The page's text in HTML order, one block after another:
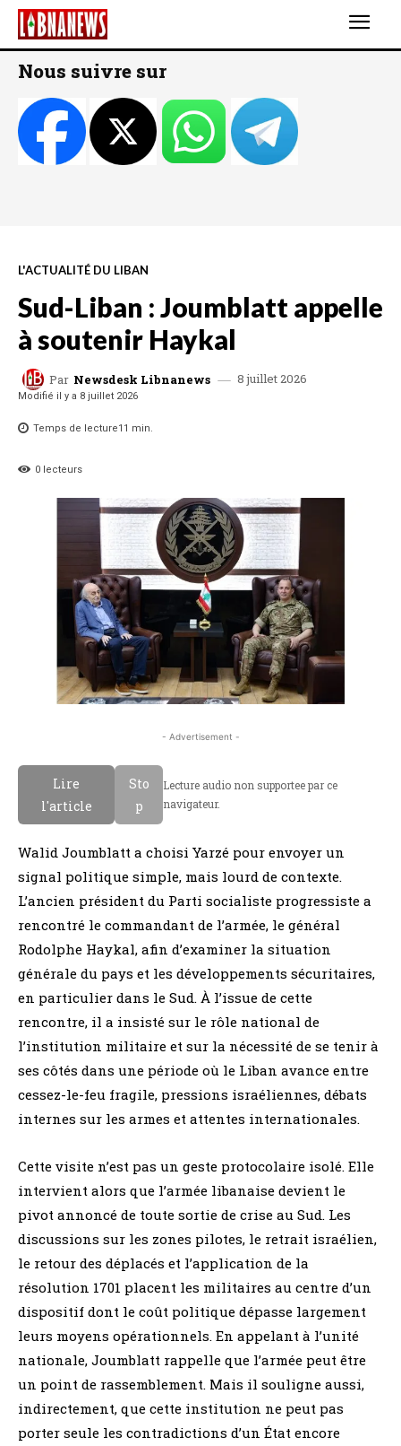
Nous suivre sur
L'ACTUALITÉ DU LIBAN
Sud-Liban : Joumblatt appelle
à soutenir Haykal
Par Newsdesk Libnanews 8 juillet 2026
Modifié il y a 8 juillet 2026
Temps de lecture11 min.
0 lecteurs
- Advertisement -
Lire
l'article
Sto
p
Lecture audio non supportee par ce
navigateur.
Walid Joumblatt a choisi Yarzé pour envoyer un
signal politique simple, mais lourd de contexte.
L’ancien président du Parti socialiste progressiste a
rencontré le commandant de l’armée, le général
Rodolphe Haykal, afin d’examiner la situation
générale du pays et les développements sécuritaires,
en particulier dans le Sud. À l’issue de cette
rencontre, il a insisté sur le rôle national de
l’institution militaire et sur la nécessité de se tenir à
ses côtés dans une période où le Liban avance entre
cessez-le-feu fragile, pressions israéliennes, débats
internes sur les armes et attentes internationales.
Cette visite n’est pas un geste protocolaire isolé. Elle
intervient alors que l’armée libanaise devient le
pivot annoncé de toute sortie de crise au Sud. Les
discussions sur les zones pilotes, le retrait israélien,
le retour des déplacés et l’application de la
résolution 1701 placent les militaires au centre d’un
dispositif dont le coût politique dépasse largement
leurs moyens opérationnels. En appelant à l’unité
nationale, Joumblatt rappelle que l’armée peut être
un point de rassemblement. Mais il souligne aussi,
indirectement, que cette institution ne peut pas
porter seule les contradictions d’un État encore